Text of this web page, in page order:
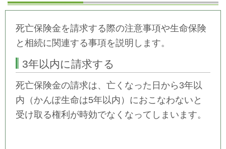
死亡保険金を請求する際の注意事項や生命保険
と相続に関連する事項を説明します。
3年以内に請求する
死亡保険金の請求は、亡くなった日から3年以
内（かんぽ生命は5年以内）におこなわないと
受け取る権利が時効でなくなってしまいます。